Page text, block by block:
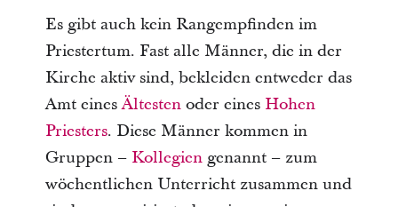
Es gibt auch kein Rangempfinden im
Priestertum. Fast alle Männer, die in der
Kirche aktiv sind, bekleiden entweder das
Amt einesÄltestenoder eines Hohen
Priesters. Diese Männer kommen in
Gruppen – Kollegiengenannt – zum
wöchentlichen Unterricht zusammen und